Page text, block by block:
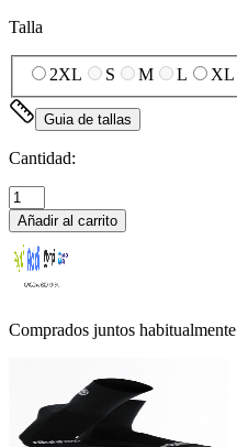
Talla
2XL S M L XL
Guia de tallas
Cantidad:
Añadir al carrito
Comprados juntos habitualmente